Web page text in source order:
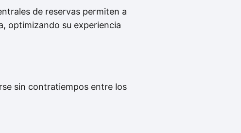
de reservas permiten a
optimizando su experiencia
sin contratiempos entre los